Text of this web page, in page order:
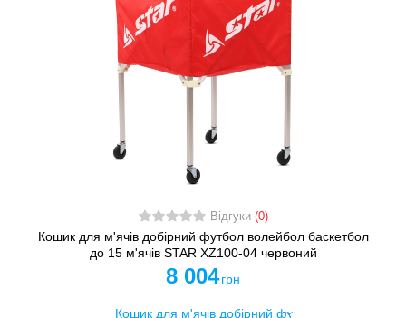
Відгуки (0)
Кошик для м'ячів добірний футбол волейбол баскетбол
до 15 м'ячів STAR XZ100-04 червоний
8 004 грн